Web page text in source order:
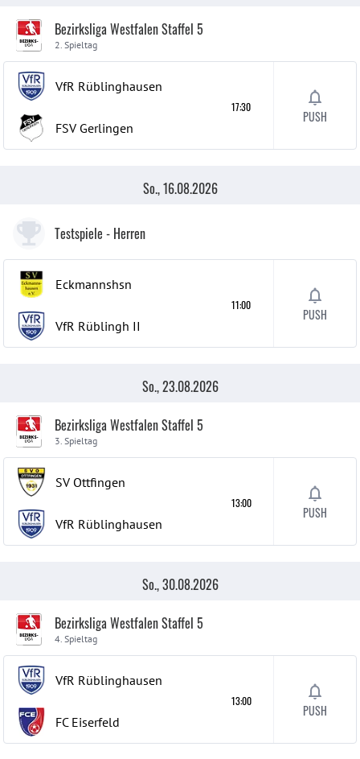
Bezirksliga Westfalen Staffel 5
2. Spieltag
VfR Rüblinghausen
FSV Gerlingen
17:30
PUSH
So., 16.08.2026
Testspiele - Herren
Eckmannshsn
VfR Rüblingh II
11:00
PUSH
So., 23.08.2026
Bezirksliga Westfalen Staffel 5
3. Spieltag
SV Ottfingen
VfR Rüblinghausen
13:00
PUSH
So., 30.08.2026
Bezirksliga Westfalen Staffel 5
4. Spieltag
VfR Rüblinghausen
FC Eiserfeld
13:00
PUSH